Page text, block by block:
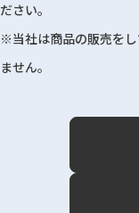
ださい。
※当社は商品の販売を
ません。